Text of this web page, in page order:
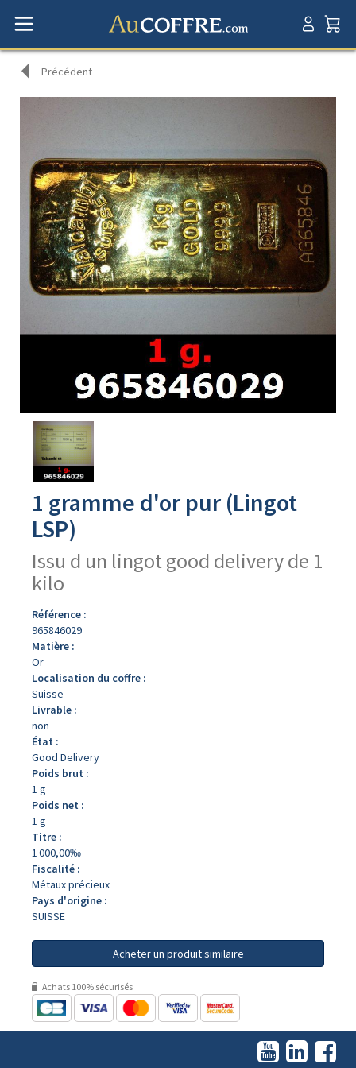
Précédent
Avers
produit
1 gramme d'or pur (Lingot
LSP)
Issu d un lingot good delivery de 1
kilo
Référence :
965846029
Matière :
Or
Localisation du coffre :
Suisse
Livrable :
non
État :
Good Delivery
Poids brut :
1 g
Poids net :
1 g
Titre :
1 000,00‰
Fiscalité :
Métaux précieux
Pays d'origine :
SUISSE
Acheter un produit similaire
Achats 100% sécurisés